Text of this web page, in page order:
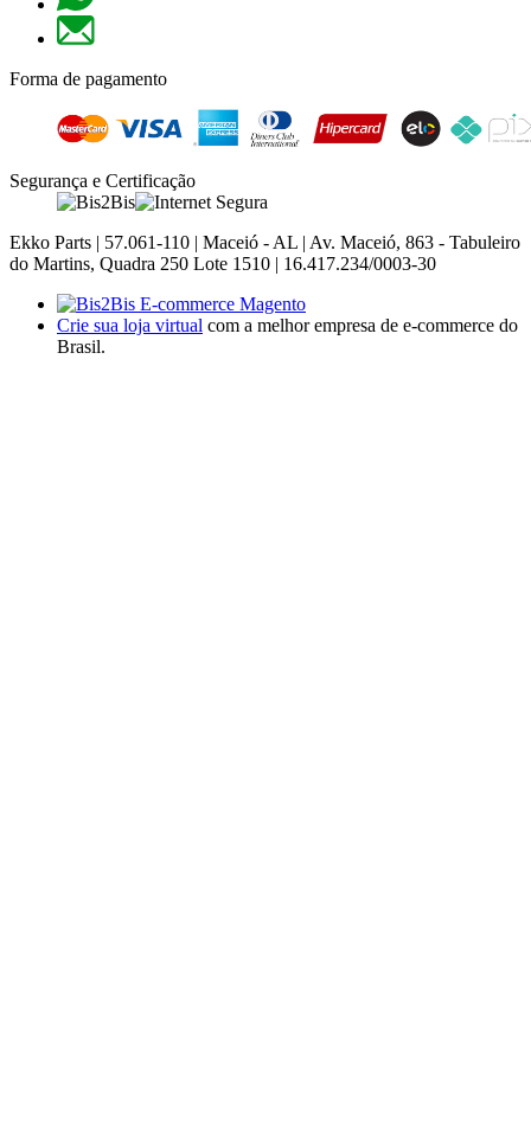
Forma de pagamento
Segurança e Certificação
Ekko Parts | 57.061-110 | Maceió - AL | Av. Maceió, 863 - Tabuleiro
do Martins, Quadra 250 Lote 1510 | 16.417.234/0003-30
Crie sua loja virtual com a melhor empresa de e-commerce do
Brasil.